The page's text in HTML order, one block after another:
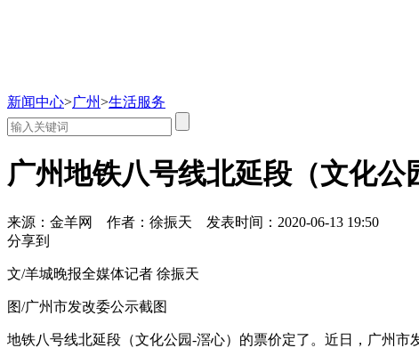
新闻中心>广州>生活服务
广州地铁八号线北延段（文化公
来源：金羊网 作者：徐振天
发表时间：2020-06-13 19:50
分享到
文/羊城晚报全媒体记者 徐振天
图/广州市发改委公示截图
地铁八号线北延段（文化公园-滘心）的票价定了。近日，广州